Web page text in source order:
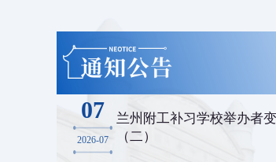
07
2026-07
兰州附工补习学校举办者
（二）